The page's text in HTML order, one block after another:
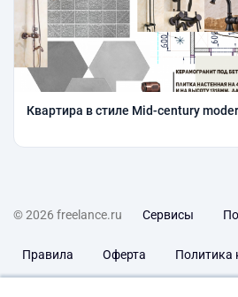
Квартира в стиле Mid-century
© 2026 freelance.ru Сервисы
Правила Оферта Политика